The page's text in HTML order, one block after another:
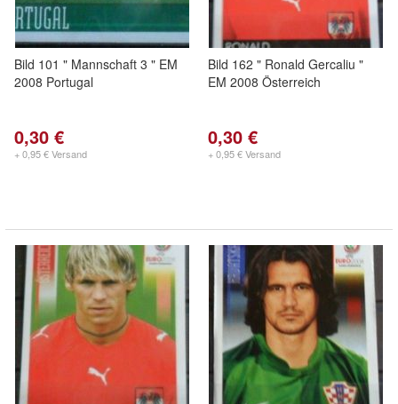
Bild 101 " Mannschaft 3 " EM
2008 Portugal
0,30 €
+ 0,95 € Versand
Bild 162 " Ronald Gercaliu "
EM 2008 Österreich
0,30 €
+ 0,95 € Versand